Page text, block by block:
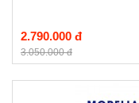
2.790.000 đ
3.050.000 đ